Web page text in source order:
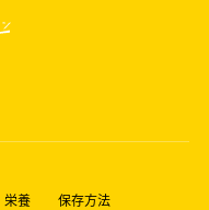
栄養
保存方法